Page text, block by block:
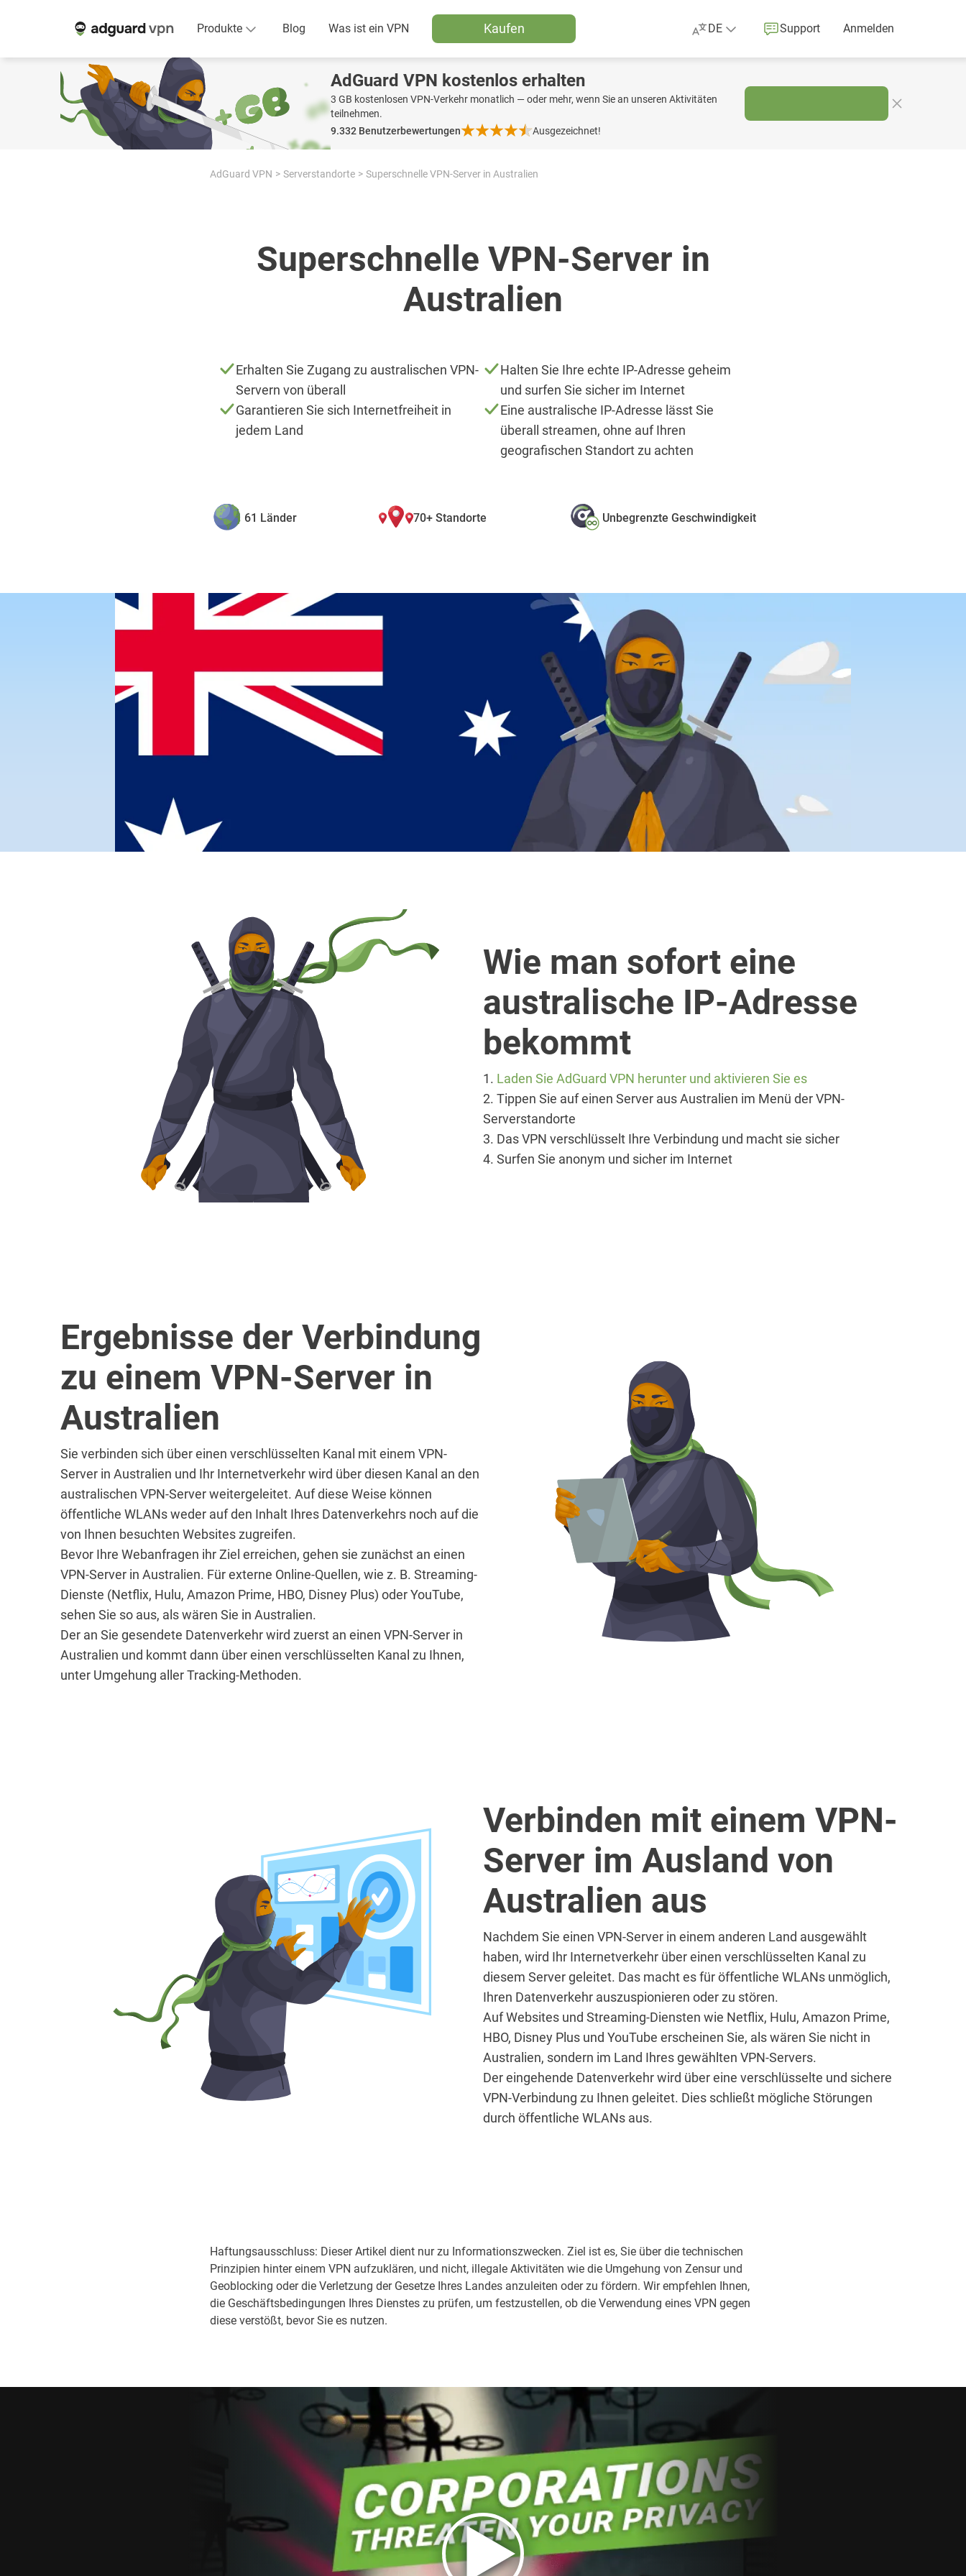
Produkte Blog Was ist ein VPN Kaufen DE Support Anmelden
AdGuard VPN kostenlos erhalten
3 GB kostenlosen VPN-Verkehr monatlich — oder mehr, wenn Sie an unseren Aktivitäten
teilnehmen.
9.332 Benutzerbewertungen Ausgezeichnet!
AdGuard VPN Serverstandorte Superschnelle VPN-Server in Australien
Superschnelle VPN-Server in
Australien
Erhalten Sie Zugang zu australischen VPN-
Servern von überall
Halten Sie Ihre echte IP-Adresse geheim
und surfen Sie sicher im Internet
Garantieren Sie sich Internetfreiheit in
jedem Land
Eine australische IP-Adresse lässt Sie
überall streamen, ohne auf Ihren
geografischen Standort zu achten
61 Länder 70+ Standorte Unbegrenzte Geschwindigkeit
Wie man sofort eine
australische IP-Adresse
bekommt
1. Laden Sie AdGuard VPN herunter und aktivieren Sie es
2. Tippen Sie auf einen Server aus Australien im Menü der VPN-
Serverstandorte
3. Das VPN verschlüsselt Ihre Verbindung und macht sie sicher
4. Surfen Sie anonym und sicher im Internet
Ergebnisse der Verbindung
zu einem VPN-Server in
Australien
Sie verbinden sich über einen verschlüsselten Kanal mit einem VPN-
Server in Australien und Ihr Internetverkehr wird über diesen Kanal an den
australischen VPN-Server weitergeleitet. Auf diese Weise können
öffentliche WLANs weder auf den Inhalt Ihres Datenverkehrs noch auf die
von Ihnen besuchten Websites zugreifen.
Bevor Ihre Webanfragen ihr Ziel erreichen, gehen sie zunächst an einen
VPN-Server in Australien. Für externe Online-Quellen, wie z. B. Streaming-
Dienste (Netflix, Hulu, Amazon Prime, HBO, Disney Plus) oder YouTube,
sehen Sie so aus, als wären Sie in Australien.
Der an Sie gesendete Datenverkehr wird zuerst an einen VPN-Server in
Australien und kommt dann über einen verschlüsselten Kanal zu Ihnen,
unter Umgehung aller Tracking-Methoden.
Verbinden mit einem VPN-
Server im Ausland von
Australien aus
Nachdem Sie einen VPN-Server in einem anderen Land ausgewählt
haben, wird Ihr Internetverkehr über einen verschlüsselten Kanal zu
diesem Server geleitet. Das macht es für öffentliche WLANs unmöglich,
Ihren Datenverkehr auszuspionieren oder zu stören.
Auf Websites und Streaming-Diensten wie Netflix, Hulu, Amazon Prime,
HBO, Disney Plus und YouTube erscheinen Sie, als wären Sie nicht in
Australien, sondern im Land Ihres gewählten VPN-Servers.
Der eingehende Datenverkehr wird über eine verschlüsselte und sichere
VPN-Verbindung zu Ihnen geleitet. Dies schließt mögliche Störungen
durch öffentliche WLANs aus.
Haftungsausschluss: Dieser Artikel dient nur zu Informationszwecken. Ziel ist es, Sie über die technischen
Prinzipien hinter einem VPN aufzuklären, und nicht, illegale Aktivitäten wie die Umgehung von Zensur und
Geoblocking oder die Verletzung der Gesetze Ihres Landes anzuleiten oder zu fördern. Wir empfehlen Ihnen,
die Geschäftsbedingungen Ihres Dienstes zu prüfen, um festzustellen, ob die Verwendung eines VPN gegen
diese verstößt, bevor Sie es nutzen.